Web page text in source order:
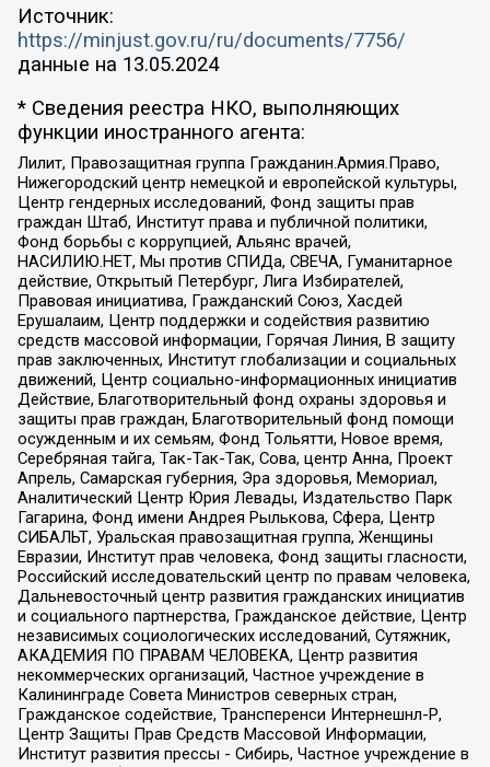
Источник:
https://minjust.gov.ru/ru/documents/7756/
данные на 13.05.2024
* Сведения реестра НКО, выполняющих
функции иностранного агента:
Лилит, Правозащитная группа Гражданин.Армия.Право,
Нижегородский центр немецкой и европейской культуры,
Центр гендерных исследований, Фонд защиты прав
граждан Штаб, Институт права и публичной политики,
Фонд борьбы с коррупцией, Альянс врачей,
НАСИЛИЮ.НЕТ, Мы против СПИДа, СВЕЧА, Гуманитарное
действие, Открытый Петербург, Лига Избирателей,
Правовая инициатива, Гражданский Союз, Хасдей
Ерушалаим, Центр поддержки и содействия развитию
средств массовой информации, Горячая Линия, В защиту
прав заключенных, Институт глобализации и социальных
движений, Центр социально-информационных инициатив
Действие, Благотворительный фонд охраны здоровья и
защиты прав граждан, Благотворительный фонд помощи
осужденным и их семьям, Фонд Тольятти, Новое время,
Серебряная тайга, Так-Так-Так, Сова, центр Анна, Проект
Апрель, Самарская губерния, Эра здоровья, Мемориал,
Аналитический Центр Юрия Левады, Издательство Парк
Гагарина, Фонд имени Андрея Рылькова, Сфера, Центр
СИБАЛЬТ, Уральская правозащитная группа, Женщины
Евразии, Институт прав человека, Фонд защиты гласности,
Российский исследовательский центр по правам человека,
Дальневосточный центр развития гражданских инициатив
и социального партнерства, Гражданское действие, Центр
независимых социологических исследований, Сутяжник,
АКАДЕМИЯ ПО ПРАВАМ ЧЕЛОВЕКА, Центр развития
некоммерческих организаций, Частное учреждение в
Калининграде Совета Министров северных стран,
Гражданское содействие, Трансперенси Интернешнл-Р,
Центр Защиты Прав Средств Массовой Информации,
Институт развития прессы - Сибирь, Частное учреждение в